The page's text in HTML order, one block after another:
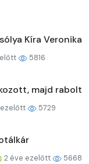
Kíra Veronika
5816
majd rabolt
ezelőtt 5729
2 éve ezelőtt 5668